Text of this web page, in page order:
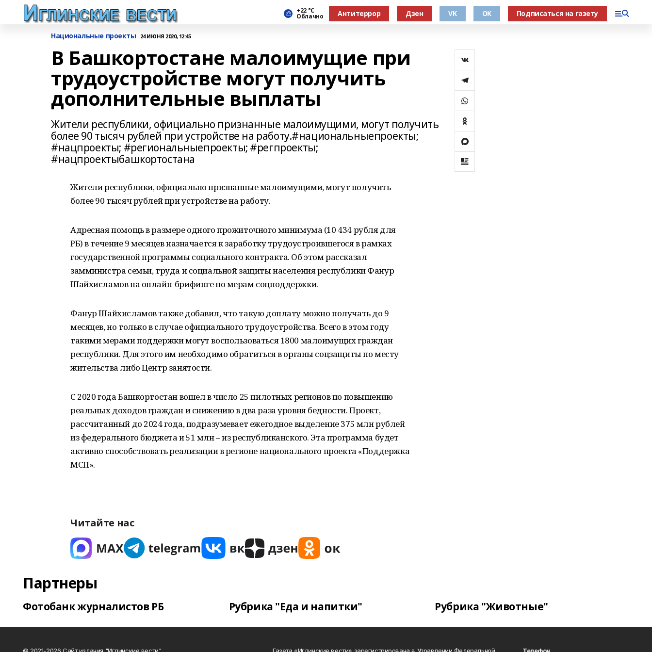
+22 °С
Облачно Антитеррор Дзен VK OK Подписаться на газету
Национальные проекты 24 ИЮНЯ 2020, 12:45
В Башкортостане малоимущие при
трудоустройстве могут получить
дополнительные выплаты
Жители республики, официально признанные малоимущими, могут получить
более 90 тысяч рублей при устройстве на работу.#национальныепроекты;
#нацпроекты; #региональныепроекты; #регпроекты;
#нацпроектыбашкортостана
Жители республики, официально признанные малоимущими, могут получить
более 90 тысяч рублей при устройстве на работу.
Адресная помощь в размере одного прожиточного минимума (10 434 рубля для
РБ) в течение 9 месяцев назначается к заработку трудоустроившегося в рамках
государственной программы социального контракта. Об этом рассказал
замминистра семьи, труда и социальной защиты населения республики Фанур
Шайхисламов на онлайн-брифинге по мерам соцподдержки.
Фанур Шайхисламов также добавил, что такую доплату можно получать до 9
месяцев, но только в случае официального трудоустройства. Всего в этом году
такими мерами поддержки могут воспользоваться 1800 малоимущих граждан
республики. Для этого им необходимо обратиться в органы соцзащиты по месту
жительства либо Центр занятости.
С 2020 года Башкортостан вошел в число 25 пилотных регионов по повышению
реальных доходов граждан и снижению в два раза уровня бедности. Проект,
рассчитанный до 2024 года, подразумевает ежегодное выделение 375 млн рублей
из федерального бюджета и 51 млн – из республиканского. Эта программа будет
активно способствовать реализации в регионе национального проекта «Поддержка
МСП».
Читайте нас
Партнеры
Фотобанк журналистов РБ Рубрика "Еда и напитки" Рубрика "Животные"